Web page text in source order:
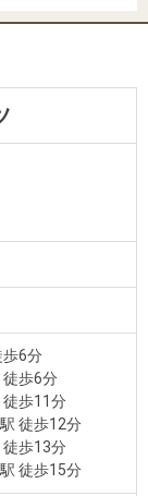
歩6分
徒歩6分
徒歩11分
駅 徒歩12分
徒歩13分
駅 徒歩15分